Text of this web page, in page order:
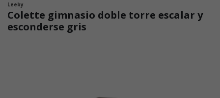
Leeby
Colette gimnasio doble torre escalar y
esconderse gris